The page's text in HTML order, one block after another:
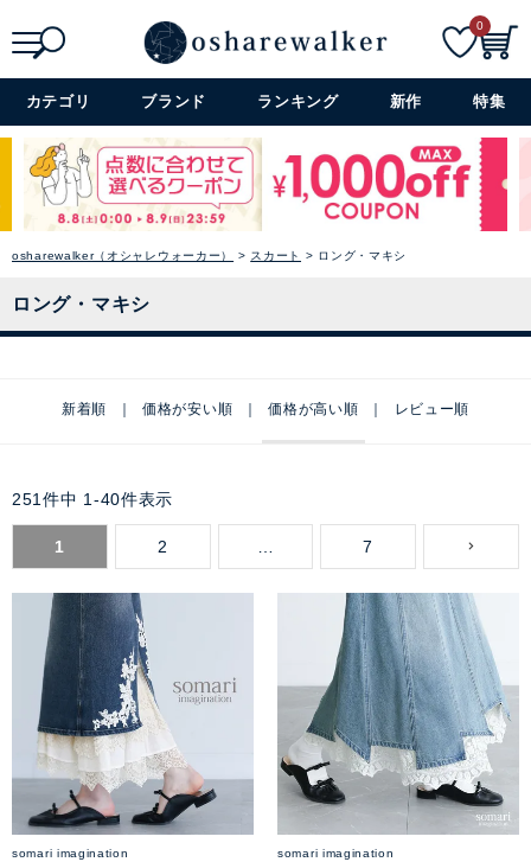
詳細検索+
0
カテゴリ ブランド ランキング 新作 特集
osharewalker（オシャレウォーカー） スカート ロング・マキシ
ロング・マキシ
新着順 価格が安い順 価格が高い順 レビュー順
251件中 1 -40件表示
1 2 7
somari imagination
somari imagination